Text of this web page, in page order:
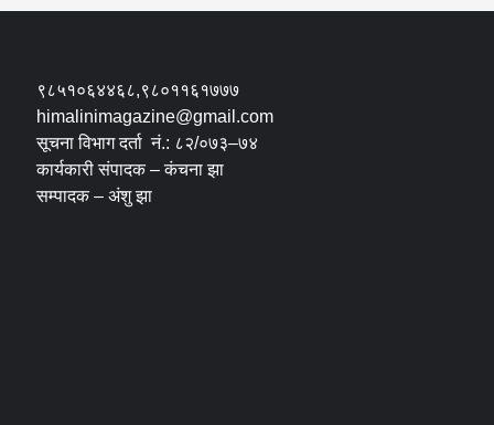
९८५१०६४४६८,९८०११६१७७७
himalinimagazine@gmail.com
सूचना विभाग दर्ता नं.: ८२/०७३–७४
कार्यकारी संपादक – कंचना झा
सम्पादक – अंशु झा